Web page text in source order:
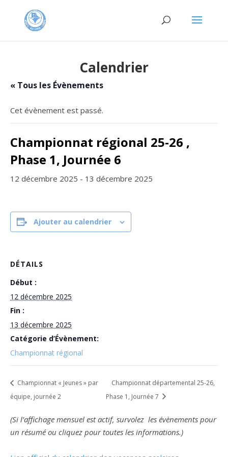
Calendrier
« Tous les Évènements
Cet évènement est passé.
Championnat régional 25-26 ,
Phase 1, Journée 6
12 décembre 2025 - 13 décembre 2025
Ajouter au calendrier
DÉTAILS
Début :
12 décembre 2025
Fin :
13 décembre 2025
Catégorie d’Évènement:
Championnat régional
Championnat « Jeunes » par
équipe, journée 2
Championnat départemental 25-26,
Phase 1, Journée 7
(Si l’affichage mensuel est actif, survolez les évènements pour
un résumé ou cliquez pour toutes les informations.)